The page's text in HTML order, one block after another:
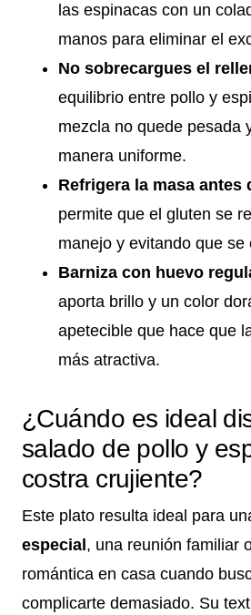
las espinacas con un
manos para eliminar el
No sobrecargues el
equilibrio entre pollo y
mezcla no quede pesada
manera uniforme.
Refrigera la masa antes
permite que el gluten se
manejo y evitando que se
Barniza con huevo
aporta brillo y un color
apetecible que hace que
más atractiva.
¿Cuándo es ideal
salado de pollo y
costra crujiente?
Este plato resulta ideal para
especial , una reunión familiar
romántica en casa cuando
complicarte demasiado. Su